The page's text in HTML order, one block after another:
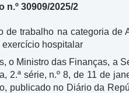
n.º 30909/2025/2
trabalho na categoria
hospitalar
o Ministro das Finanças, a
série, n.º 8, de 11 de
no Diário da